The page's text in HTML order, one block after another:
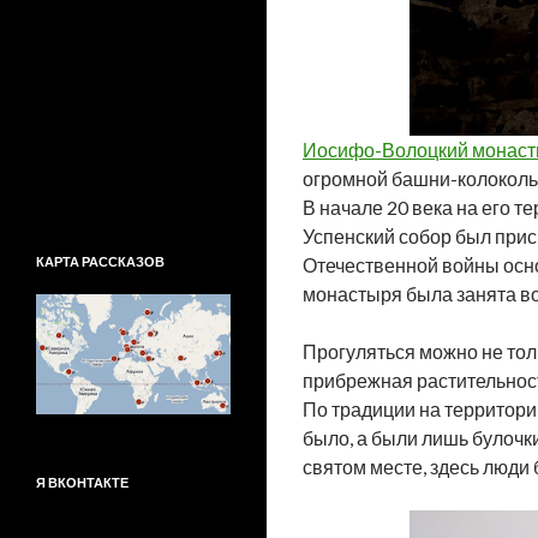
Иосифо-Волоцкий
огромной башни-
В начале 20 века на его
Успенский собор был
Отечественной войны
монастыря была занята
Прогуляться можно не
прибрежная
По традиции на
было, а были лишь
святом месте, здесь
КАРТА РАССКАЗОВ
Я ВКОНТАКТЕ